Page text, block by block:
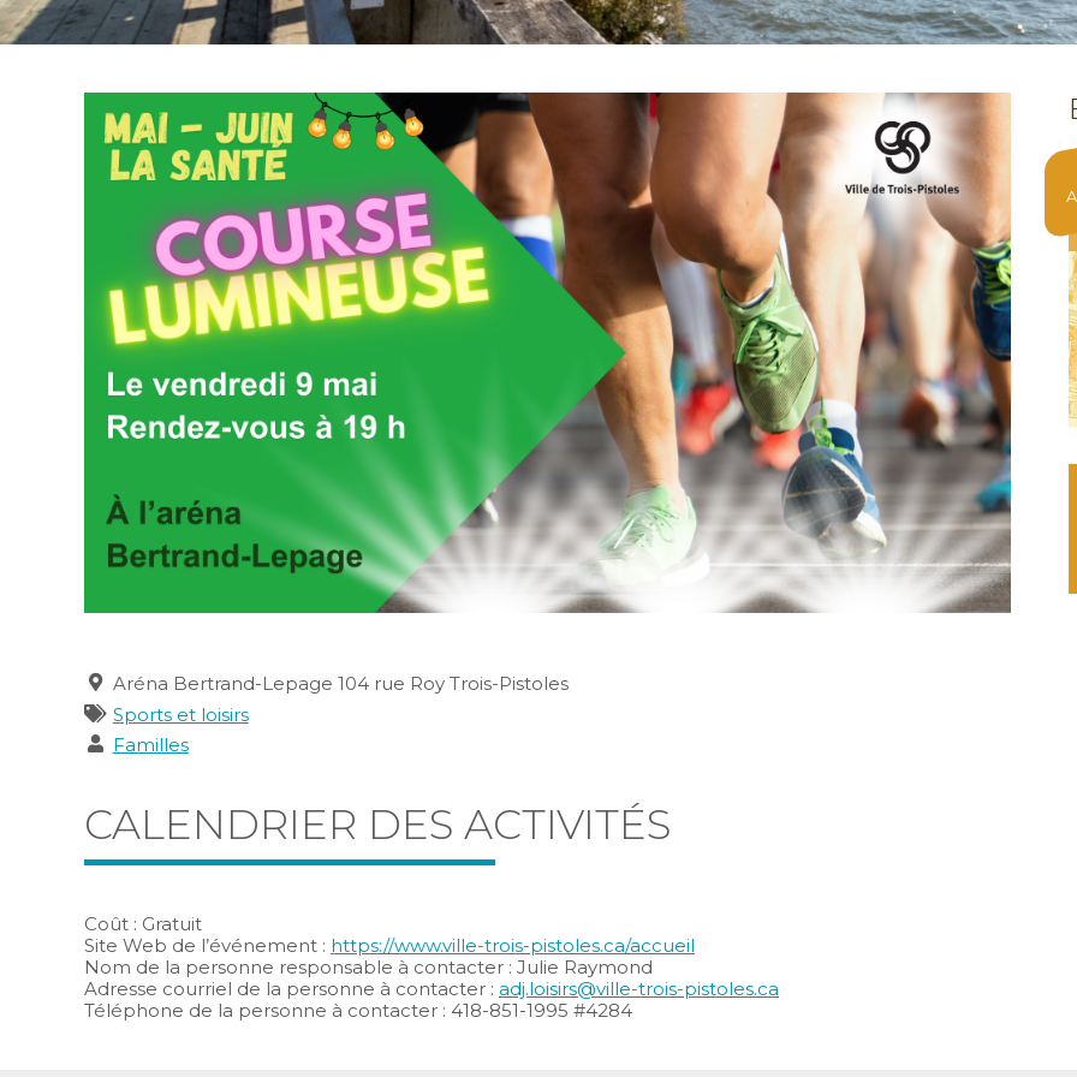
LieuAréna Bertrand-Lepage 104 rue Roy Trois-Pistoles
Catégories
Sports et loisirs
Publics
Familles
CALENDRIER DES ACTIVITÉS
Coût : Gratuit
Site Web de l’événement : https://www.ville-trois-pistoles.ca/accueil
Nom de la personne responsable à contacter : Julie Raymond
Adresse courriel de la personne à contacter : adj.loisirs@ville-trois-pistoles.ca
Téléphone de la personne à contacter : 418-851-1995 #4284
LES PIQUES-NIQUES MUSICAUX
C’est un rendez-vous tous les dimanches
midis dans le parc de l’église de Trois-
Pistoles ou, s’il pleut, dans la Forge à
Bérubé.
LES PIANÔS BORD DE L’EAU
Août 2026
On termine la semaine dans la brise du
fleuve, au quai de Trois-Pistoles, pour
écouter une ou un pianiste a l’œuvre sur le
piano public!